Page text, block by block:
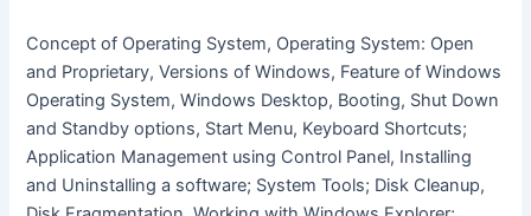
Concept of Operating System, Operating System: Open
and Proprietary, Versions of Windows, Feature of Windows
Operating System, Windows Desktop, Booting, Shut Down
and Standby options, Start Menu, Keyboard Shortcuts;
Application Management using Control Panel, Installing
and Uninstalling a software; System Tools; Disk Cleanup,